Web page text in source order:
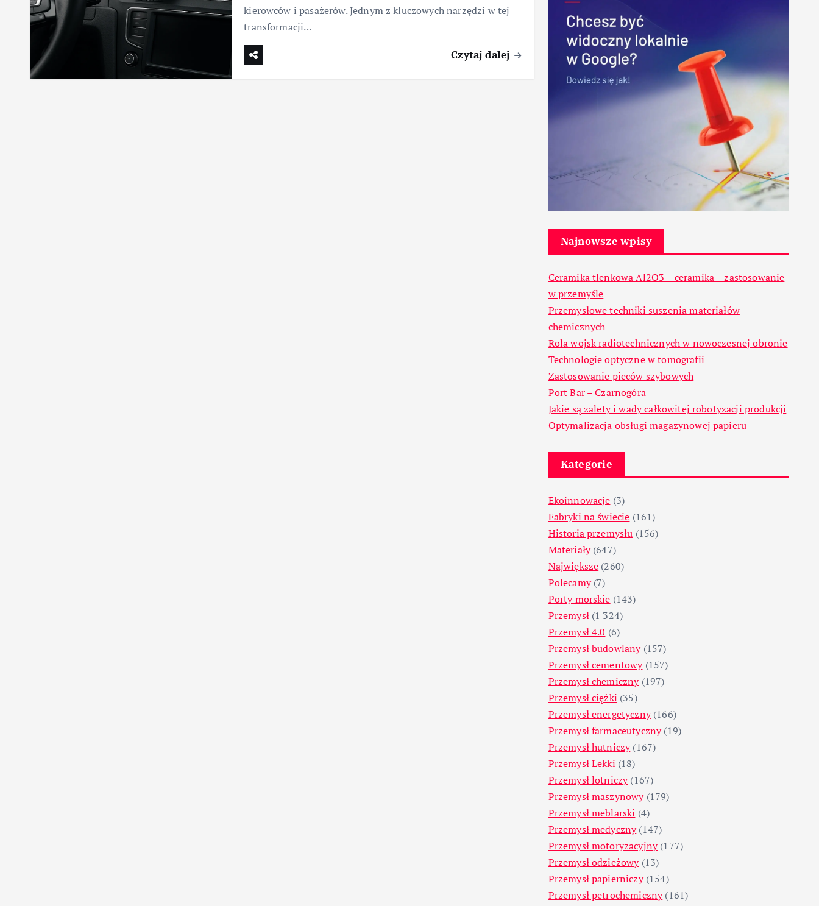
kierowców i pasażerów. Jednym z kluczowych narzędzi w tej
transformacji…
Czytaj dalej
Najnowsze wpisy
Ceramika tlenkowa Al2O3 – ceramika – zastosowanie
w przemyśle
Przemysłowe techniki suszenia materiałów
chemicznych
Rola wojsk radiotechnicznych w nowoczesnej obronie
Technologie optyczne w tomografii
Zastosowanie pieców szybowych
Port Bar – Czarnogóra
Jakie są zalety i wady całkowitej robotyzacji produkcji
Optymalizacja obsługi magazynowej papieru
Kategorie
Ekoinnowacje (3)
Fabryki na świecie (161)
Historia przemysłu (156)
Materiały(647)
Największe (260)
Polecamy(7)
Porty morskie (143)
Przemysł(1 324)
Przemysł 4.0 (6)
Przemysł budowlany(157)
Przemysł cementowy(157)
Przemysł chemiczny(197)
Przemysł ciężki (35)
Przemysł energetyczny(166)
Przemysł farmaceutyczny(19)
Przemysł hutniczy(167)
Przemysł Lekki (18)
Przemysł lotniczy(167)
Przemysł maszynowy(179)
Przemysł meblarski (4)
Przemysł medyczny(147)
Przemysł motoryzacyjny(177)
Przemysł odzieżowy(13)
Przemysł papierniczy(154)
Przemysł petrochemiczny(161)